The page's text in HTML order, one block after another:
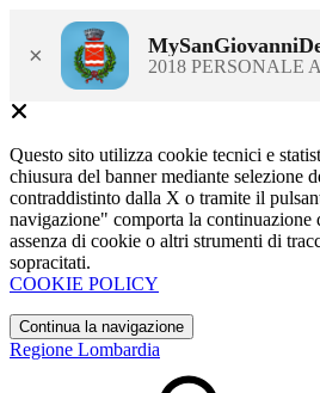
× 2018 PERSONALE
Questo sito utilizza cookie tecnici e
chiusura del banner mediante selezione
contraddistinto dalla X o tramite il
navigazione" comporta la continuazione
assenza di cookie o altri strumenti di
sopracitati.
COOKIE POLICY
Continua la navigazione
Regione Lombardia